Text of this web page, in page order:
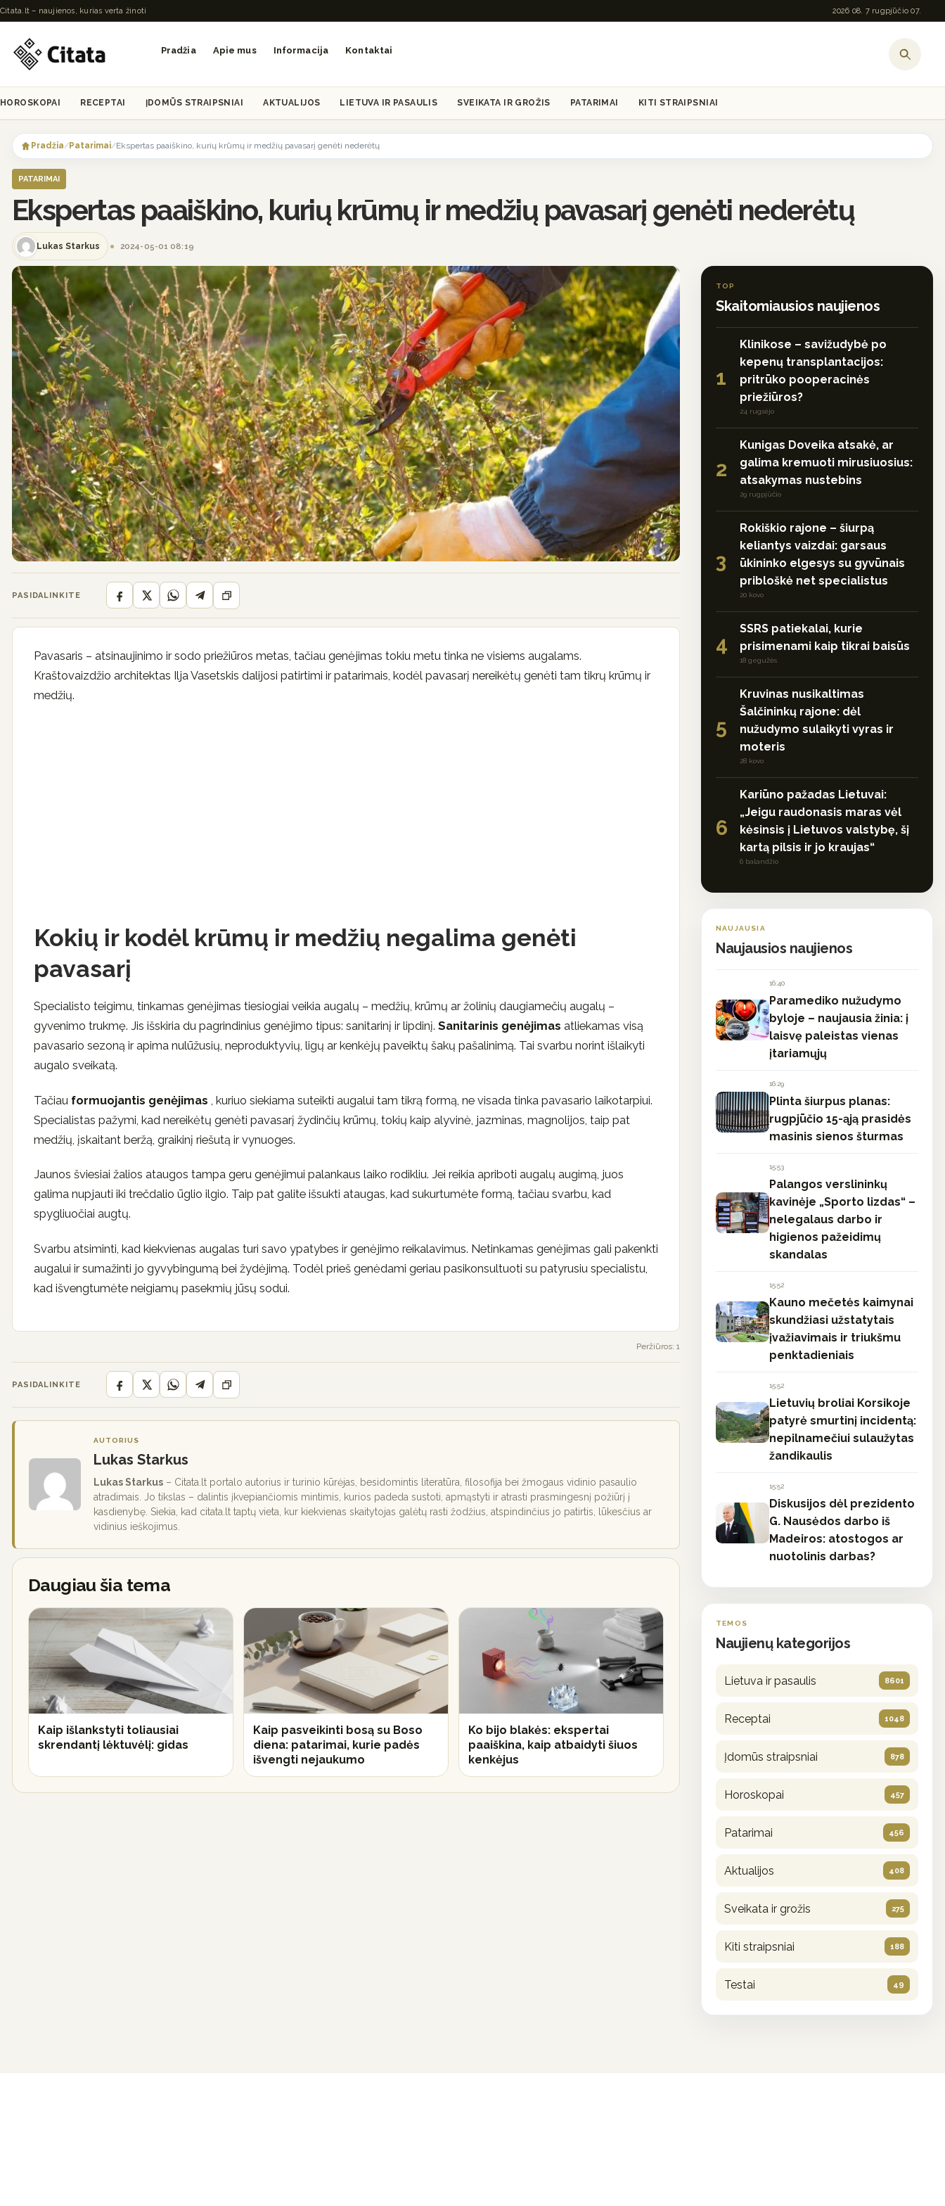
Citata.lt – naujienos, kurias verta žinoti 2026 08. 7 rugpjūčio 07.
Pradžia Apie mus Informacija Kontaktai
HOROSKOPAI RECEPTAI ĮDOMŪS STRAIPSNIAI AKTUALIJOS LIETUVA IR PASAULIS SVEIKATA IR GROŽIS PATARIMAI KITI STRAIPSNIAI
Pradžia/Patarimai/Ekspertas paaiškino, kurių krūmų ir medžių pavasarį genėti nederėtų
PATARIMAI
Ekspertas paaiškino, kurių krūmų ir medžių pavasarį genėti nederėtų
Lukas Starkus 2024-05-01 08:19
PASIDALINKITE
Pavasaris – atsinaujinimo ir sodo priežiūros metas, tačiau genėjimas tokiu metu tinka ne visiems augalams.
Kraštovaizdžio architektas Ilja Vasetskis dalijosi patirtimi ir patarimais, kodėl pavasarį nereikėtų genėti tam tikrų krūmų ir
medžių.
Kokių ir kodėl krūmų ir medžių negalima genėti
pavasarį
Specialisto teigimu, tinkamas genėjimas tiesiogiai veikia augalų – medžių, krūmų ar žolinių daugiamečių augalų –
gyvenimo trukmę. Jis išskiria du pagrindinius genėjimo tipus: sanitarinį ir lipdinį. Sanitarinis genėjimas atliekamas visą
pavasario sezoną ir apima nulūžusių, neproduktyvių, ligų ar kenkėjų paveiktų šakų pašalinimą. Tai svarbu norint išlaikyti
augalo sveikatą.
Tačiau formuojantis genėjimas , kuriuo siekiama suteikti augalui tam tikrą formą, ne visada tinka pavasario laikotarpiui.
Specialistas pažymi, kad nereikėtų genėti pavasarį žydinčių krūmų, tokių kaip alyvinė, jazminas, magnolijos, taip pat
medžių, įskaitant beržą, graikinį riešutą ir vynuoges.
Jaunos šviesiai žalios ataugos tampa geru genėjimui palankaus laiko rodikliu. Jei reikia apriboti augalų augimą, juos
galima nupjauti iki trečdalio ūglio ilgio. Taip pat galite išsukti ataugas, kad sukurtumėte formą, tačiau svarbu, kad
spygliuočiai augtų.
Svarbu atsiminti, kad kiekvienas augalas turi savo ypatybes ir genėjimo reikalavimus. Netinkamas genėjimas gali pakenkti
augalui ir sumažinti jo gyvybingumą bei žydėjimą. Todėl prieš genėdami geriau pasikonsultuoti su patyrusiu specialistu,
kad išvengtumėte neigiamų pasekmių jūsų sodui.
Peržiūros: 1
PASIDALINKITE
AUTORIUS
Lukas Starkus
Lukas Starkus – Citata.lt portalo autorius ir turinio kūrėjas, besidomintis literatūra, filosofija bei žmogaus vidinio pasaulio
atradimais. Jo tikslas – dalintis įkvepiančiomis mintimis, kurios padeda sustoti, apmąstyti ir atrasti prasmingesnį požiūrį į
kasdienybę. Siekia, kad citata.lt taptų vieta, kur kiekvienas skaitytojas galėtų rasti žodžius, atspindinčius jo patirtis, lūkesčius ar
vidinius ieškojimus.
Daugiau šia tema
Kaip išlankstyti toliausiai
skrendantį lėktuvėlį: gidas
Kaip pasveikinti bosą su Boso
diena: patarimai, kurie padės
išvengti nejaukumo
Ko bijo blakės: ekspertai
paaiškina, kaip atbaidyti šiuos
kenkėjus
TOP
Skaitomiausios naujienos
1
Klinikose – savižudybė po
kepenų transplantacijos:
pritrūko pooperacinės
priežiūros?
24 rugsėjo
2
Kunigas Doveika atsakė, ar
galima kremuoti mirusiuosius:
atsakymas nustebins
29 rugpjūčio
3
Rokiškio rajone – šiurpą
keliantys vaizdai: garsaus
ūkininko elgesys su gyvūnais
pribloškė net specialistus
20 kovo
4
SSRS patiekalai, kurie
prisimenami kaip tikrai baisūs
18 gegužės
5
Kruvinas nusikaltimas
Šalčininkų rajone: dėl
nužudymo sulaikyti vyras ir
moteris
28 kovo
6
Kariūno pažadas Lietuvai:
„Jeigu raudonasis maras vėl
kėsinsis į Lietuvos valstybę, šį
kartą pilsis ir jo kraujas“
6 balandžio
NAUJAUSIA
Naujausios naujienos
16:40
Paramediko nužudymo
byloje – naujausia žinia: į
laisvę paleistas vienas
įtariamųjų
16:29
Plinta šiurpus planas:
rugpjūčio 15-ąją prasidės
masinis sienos šturmas
15:53
Palangos verslininkų
kavinėje „Sporto lizdas“ –
nelegalaus darbo ir
higienos pažeidimų
skandalas
15:52
Kauno mečetės kaimynai
skundžiasi užstatytais
įvažiavimais ir triukšmu
penktadieniais
15:52
Lietuvių broliai Korsikoje
patyrė smurtinį incidentą:
nepilnamečiui sulaužytas
žandikaulis
15:52
Diskusijos dėl prezidento
G. Nausėdos darbo iš
Madeiros: atostogos ar
nuotolinis darbas?
TEMOS
Naujienų kategorijos
Lietuva ir pasaulis 8601
Receptai 1048
Įdomūs straipsniai 878
Horoskopai 457
Patarimai 456
Aktualijos 408
Sveikata ir grožis 275
Kiti straipsniai 188
Testai 49